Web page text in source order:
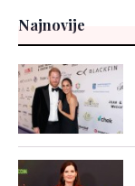
Najnovije